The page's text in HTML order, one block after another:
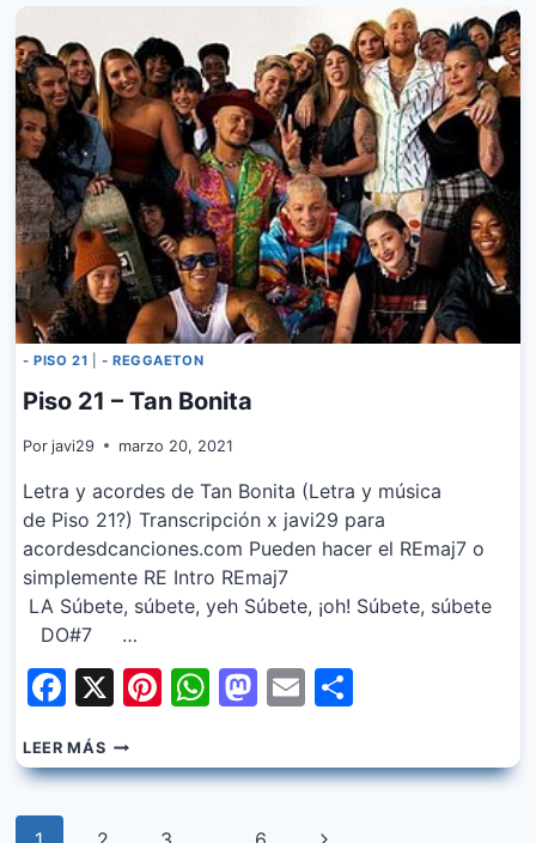
FT.
JONTHEPRODUCER,
PRINCE
ROYCE,
PISO
21
- PISO 21 - REGGAETON
Piso 21 – Tan Bonita
Por javi29 marzo 20, 2021
Letra y acordes de Tan Bonita (Letra y música
de Piso 21?) Transcripción x javi29 para
acordesdcanciones.com Pueden hacer el REmaj7 o
simplemente RE Intro REmaj7
LA Súbete, súbete, yeh Súbete, ¡oh! Súbete, súbete
DO#7 …
Facebook
X Pinterest
WhatsApp
Mastodon
Email
LEER MÁSPISO
21
–
BONITA
Navegación